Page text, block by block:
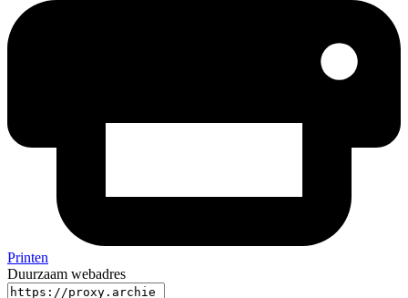
Printen
Duurzaam webadres